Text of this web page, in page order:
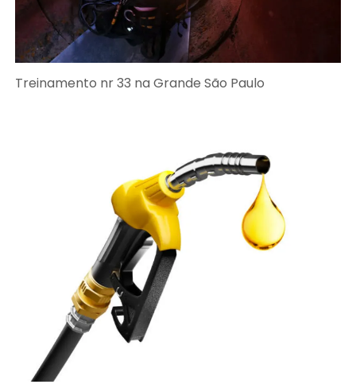
Treinamento nr 33 na Grande São Paulo